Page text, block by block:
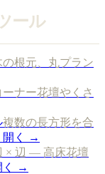
ール
の根元、丸プラン
ーナー花壇やくさ
複数の長方形を合
開く →
× 辺 — 高床花壇
く →